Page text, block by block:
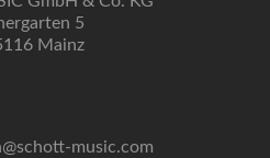
5
Mainz
music.com